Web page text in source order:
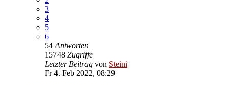
3
4
5
6
54 Antworten
15748 Zugriffe
Letzter Beitrag von Steini
Fr 4. Feb 2022, 08:29